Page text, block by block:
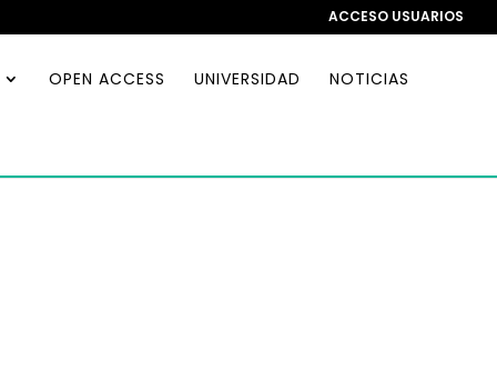
ACCESO USUARIOS
OPEN ACCESS UNIVERSIDAD NOTICIAS